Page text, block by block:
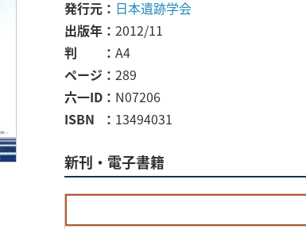
発行元
日本遺跡学会
出版年
2012/11
判
A4
ページ
289
六一ID
N07206
ISBN
13494031
新刊・電子書籍